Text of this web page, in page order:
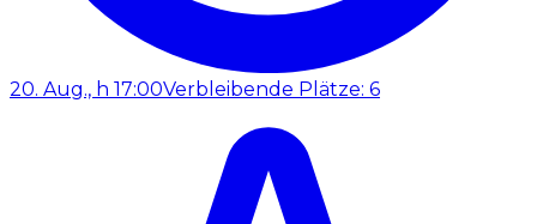
20. Aug., h 17:00Verbleibende Plätze: 6